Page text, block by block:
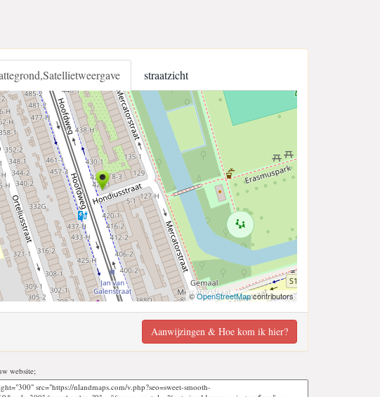
straatzicht
©OpenStreetMapcontributors
Aanwijzingen & Hoe kom ik hier?
website;